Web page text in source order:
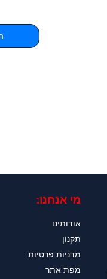
מי אנחנו:
אודותינו
תקנון
מדניות פרטיות
מפת אתר